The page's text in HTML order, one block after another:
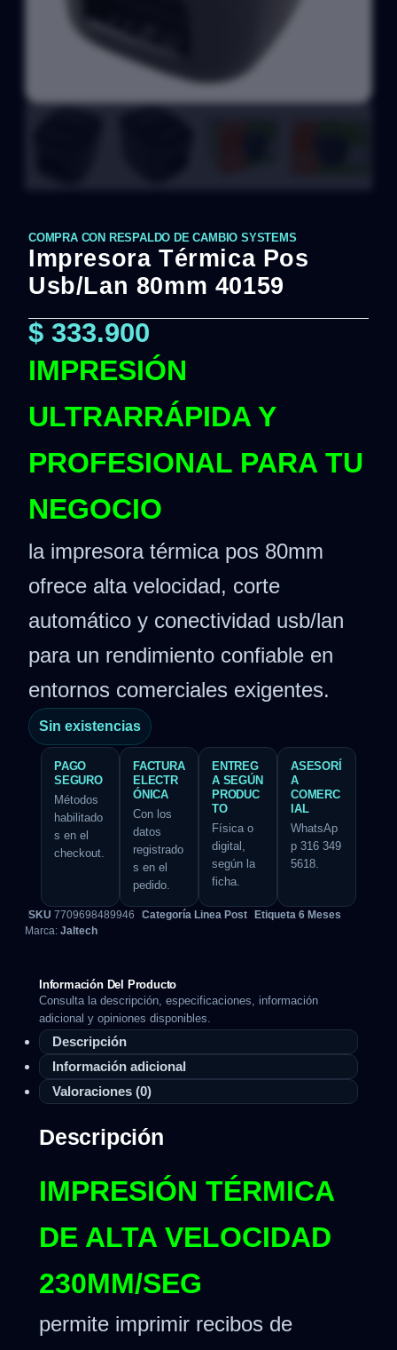
COMPRA CON RESPALDO DE CAMBIO SYSTEMS
Impresora Térmica Pos
Usb/Lan 80mm 40159
$ 333.900
IMPRESIÓN
ULTRARRÁPIDA Y
PROFESIONAL PARA TU
NEGOCIO
la impresora térmica pos 80mm
ofrece alta velocidad, corte
automático y conectividad usb/lan
para un rendimiento confiable en
entornos comerciales exigentes.
Sin existencias
PAGO
SEGURO
Métodos
habilitado
s en el
checkout.
FACTURA
ELECTR
ÓNICA
Con los
datos
registrado
s en el
pedido.
ENTREG
A SEGÚN
PRODUC
TO
Física o
digital,
según la
ficha.
ASESORÍ
A
COMERC
IAL
WhatsAp
p 316 349
5618.
SKU 7709698489946 Categoría Linea Post Etiqueta 6 Meses
Marca: Jaltech
Información Del Producto
Consulta la descripción, especificaciones, información
adicional y opiniones disponibles.
Descripción
Información adicional
Valoraciones (0)
Descripción
IMPRESIÓN TÉRMICA
DE ALTA VELOCIDAD
230MM/SEG
permite imprimir recibos de